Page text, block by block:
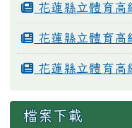
花蓮縣立體育高
花蓮縣立體育高
花蓮縣立體育高
檔案下載